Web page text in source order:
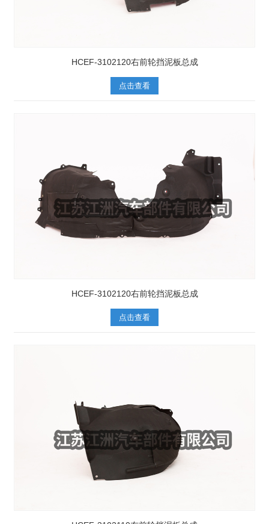
HCEF-3102120右前轮挡泥板总成
点击查看
HCEF-3102120右前轮挡泥板总成
点击查看